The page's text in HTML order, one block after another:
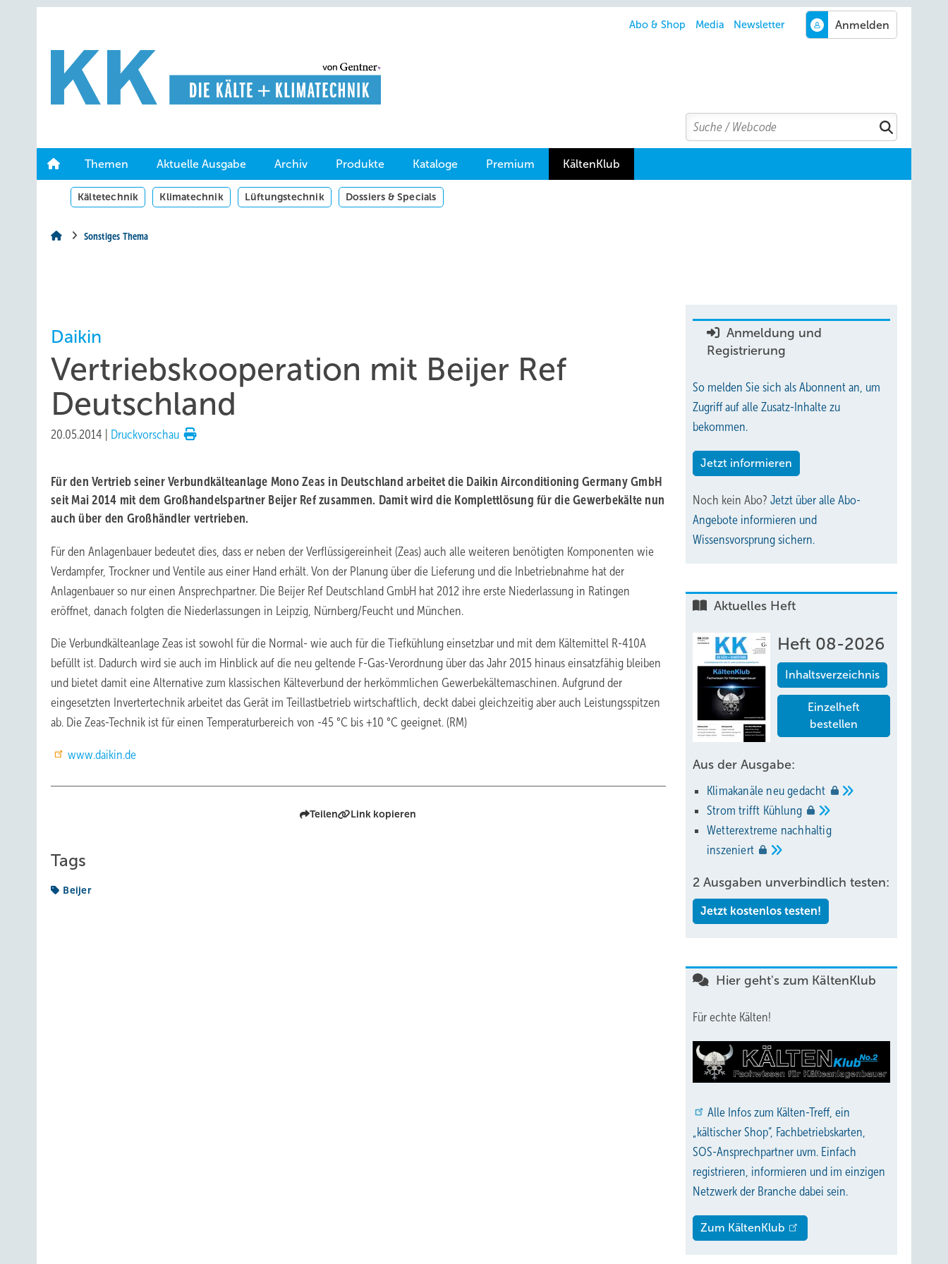
Hauptinhalt
Hauptmenü
Abo & Shop Media Newsletter
Search
Suchen
Themen Aktuelle Ausgabe Archiv Produkte Kataloge Premium KältenKlub
Kältetechnik Klimatechnik Lüftungstechnik Dossiers & Specials
Sonstiges Thema
Daikin
Vertriebskooperation mit Beijer Ref
Deutschland
20.05.2014 Druckvorschau
Für den Vertrieb seiner Verbundkälteanlage Mono Zeas in Deutschland arbeitet die Daikin Airconditioning Germany GmbH
seit Mai 2014 mit dem Großhandelspartner Beijer Ref zusammen. Damit wird die Komplettlösung für die Gewerbekälte nun
auch über den Großhändler vertrieben.
Für den Anlagenbauer bedeutet dies, dass er neben der Verflüssigereinheit (Zeas) auch alle weiteren benötigten Komponenten wie
Verdampfer, Trockner und Ventile aus einer Hand erhält. Von der Planung über die Lieferung und die Inbetriebnahme hat der
Anlagenbauer so nur einen Ansprechpartner. Die Beijer Ref Deutschland GmbH hat 2012 ihre erste Niederlassung in Ratingen
eröffnet, danach folgten die Niederlassungen in Leipzig, Nürnberg/Feucht und München.
Die Verbundkälteanlage Zeas ist sowohl für die Normal- wie auch für die Tiefkühlung einsetzbar und mit dem Kältemittel R-410A
befüllt ist. Dadurch wird sie auch im Hinblick auf die neu geltende F-Gas-Verordnung über das Jahr 2015 hinaus einsatzfähig bleiben
und bietet damit eine Alternative zum klassischen Kälteverbund der herkömmlichen Gewerbekältemaschinen. Aufgrund der
eingesetzten Invertertechnik arbeitet das Gerät im Teillastbetrieb wirtschaftlich, deckt dabei gleichzeitig aber auch Leistungsspitzen
ab. Die Zeas-Technik ist für einen Temperaturbereich von -45 °C bis +10 °C geeignet. (RM)
www.daikin.de
Teilen Link kopieren
Tags
Beijer
Anmeldung und
Registrierung
So melden Sie sich als Abonnent an, um
Zugriff auf alle Zusatz-Inhalte zu
bekommen.
Jetzt informieren
Noch kein Abo? Jetzt über alle Abo-
Angebote informieren und
Wissensvorsprung sichern.
Aktuelles Heft
Heft 08-2026
Inhaltsverzeichnis
Einzelheft
bestellen
Aus der Ausgabe:
Klimakanäle neugedacht
Strom trifft Kühlung
Wetterextreme nachhaltig
inszeniert
2 Ausgaben unverbindlich testen:
Jetzt kostenlos testen!
Hier geht's zum KältenKlub
Für echte Kälten!
Alle Infos zum Kälten-Treff, ein
„kältischer Shop“, Fachbetriebskarten,
SOS-Ansprechpartner uvm. Einfach
registrieren, informieren und im einzigen
Netzwerk der Branche dabei sein.
Zum KältenKlub